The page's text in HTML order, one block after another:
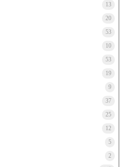
13
20
53
10
53
19
9
37
25
12
5
2